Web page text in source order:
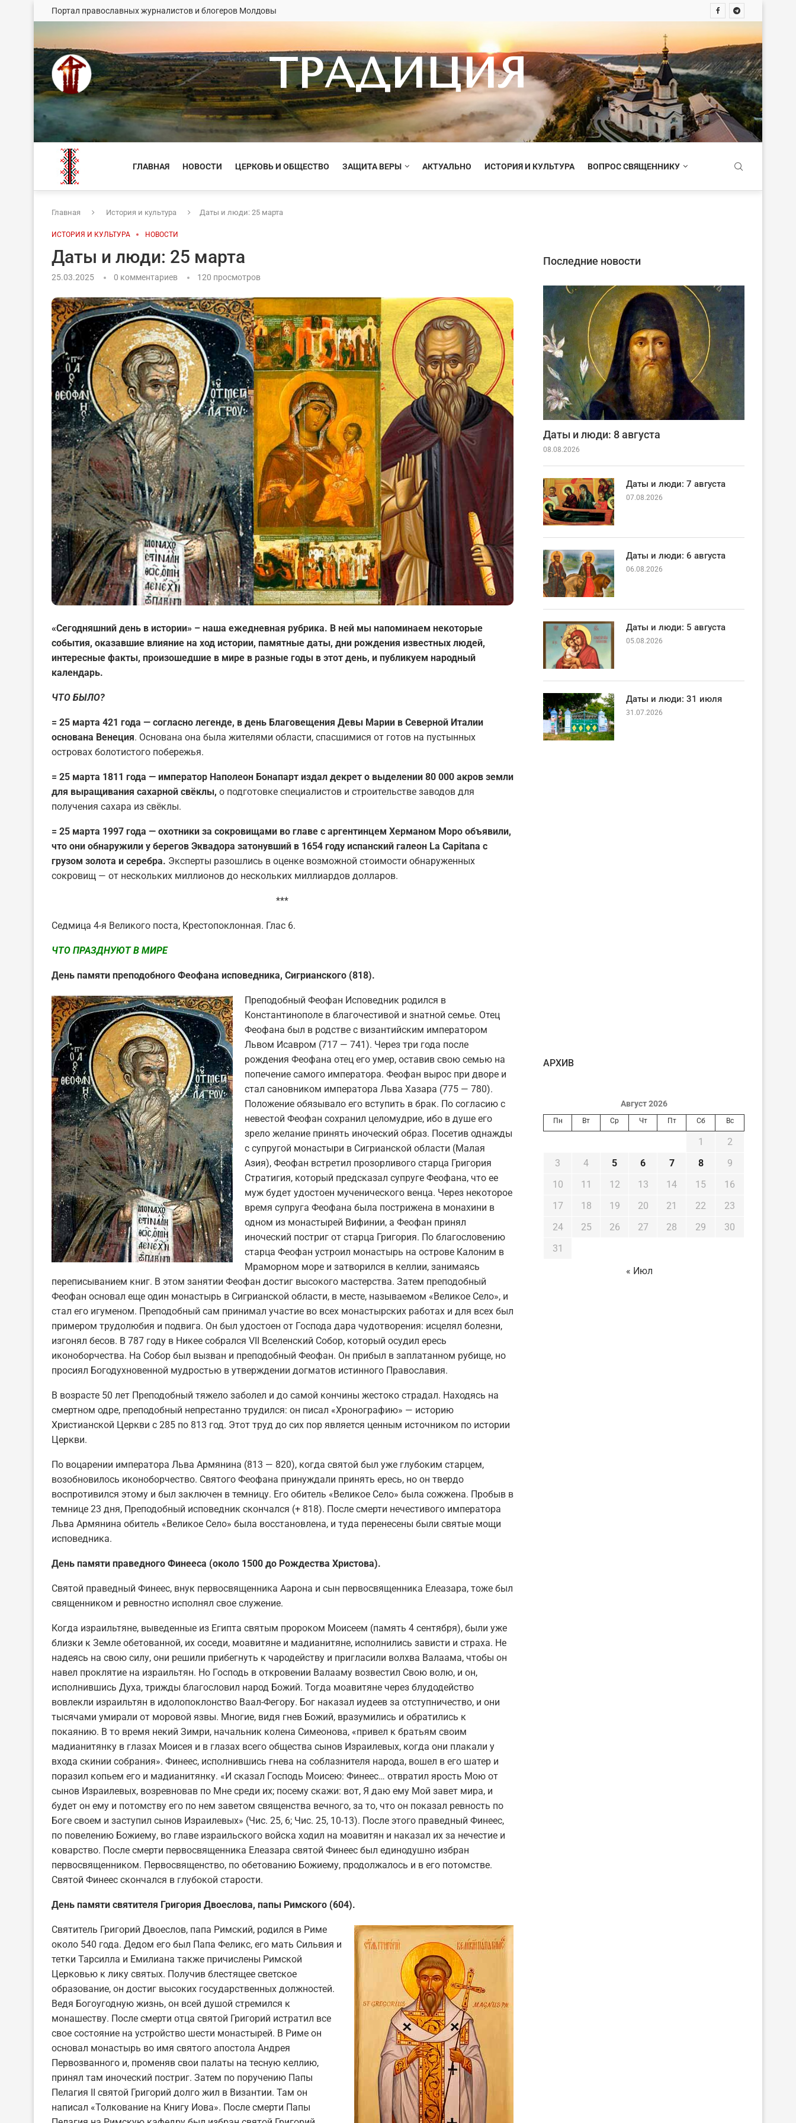
Портал православных журналистов и блогеров Молдовы
ТРАДИЦИЯ
ГЛАВНАЯ НОВОСТИ ЦЕРКОВЬ И ОБЩЕСТВО ЗАЩИТА ВЕРЫ АКТУАЛЬНО ИСТОРИЯ И КУЛЬТУРА ВОПРОС СВЯЩЕННИКУ
Главная История и культура Даты и люди: 25 марта
ИСТОРИЯ И КУЛЬТУРА НОВОСТИ
Даты и люди: 25 марта
25.03.2025 0 комментариев 120 просмотров
«Сегодняшний день в истории» – наша ежедневная рубрика. В ней мы напоминаем некоторые
события, оказавшие влияние на ход истории, памятные даты, дни рождения известных людей,
интересные факты, произошедшие в мире в разные годы в этот день, и публикуем народный
календарь.
ЧТО БЫЛО?
= 25 марта 421 года — согласно легенде, в день Благовещения Девы Марии в Северной Италии
основана Венеция. Основана она была жителями области, спасшимися от готов на пустынных
островах болотистого побережья.
= 25 марта 1811 года — император Наполеон Бонапарт издал декрет о выделении 80 000 акров земли
для выращивания сахарной свёклы, о подготовке специалистов и строительстве заводов для
получения сахара из свёклы.
= 25 марта 1997 года — охотники за сокровищами во главе с аргентинцем Херманом Моро объявили,
что они обнаружили у берегов Эквадора затонувший в 1654 году испанский галеон La Capitana с
грузом золота и серебра. Эксперты разошлись в оценке возможной стоимости обнаруженных
сокровищ — от нескольких миллионов до нескольких миллиардов долларов.
***
Седмица 4-я Великого поста, Крестопоклонная. Глас 6.
ЧТО ПРАЗДНУЮТ В МИРЕ
День памяти преподобного Феофана исповедника, Сигрианского (818).
Преподобный Феофан Исповедник родился в
Константинополе в благочестивой и знатной семье. Отец
Феофана был в родстве с византийским императором
Львом Исавром (717 — 741). Через три года после
рождения Феофана отец его умер, оставив свою семью на
попечение самого императора. Феофан вырос при дворе и
стал сановником императора Льва Хазара (775 — 780).
Положение обязывало его вступить в брак. По согласию с
невестой Феофан сохранил целомудрие, ибо в душе его
зрело желание принять иноческий образ. Посетив однажды
с супругой монастыри в Сигрианской области (Малая
Азия), Феофан встретил прозорливого старца Григория
Стратигия, который предсказал супруге Феофана, что ее
муж будет удостоен мученического венца. Через некоторое
время супруга Феофана была пострижена в монахини в
одном из монастырей Вифинии, а Феофан принял
иноческий постриг от старца Григория. По благословению
старца Феофан устроил монастырь на острове Калоним в
Мраморном море и затворился в келлии, занимаясь
переписыванием книг. В этом занятии Феофан достиг высокого мастерства. Затем преподобный
Феофан основал еще один монастырь в Сигрианской области, в месте, называемом «Великое Село», и
стал его игуменом. Преподобный сам принимал участие во всех монастырских работах и для всех был
примером трудолюбия и подвига. Он был удостоен от Господа дара чудотворения: исцелял болезни,
изгонял бесов. В 787 году в Никее собрался VII Вселенский Собор, который осудил ересь
иконоборчества. На Собор был вызван и преподобный Феофан. Он прибыл в заплатанном рубище, но
просиял Богодухновенной мудростью в утверждении догматов истинного Православия.
В возрасте 50 лет Преподобный тяжело заболел и до самой кончины жестоко страдал. Находясь на
смертном одре, преподобный непрестанно трудился: он писал «Хронографию» — историю
Христианской Церкви с 285 по 813 год. Этот труд до сих пор является ценным источником по истории
Церкви.
По воцарении императора Льва Армянина (813 — 820), когда святой был уже глубоким старцем,
возобновилось иконоборчество. Святого Феофана принуждали принять ересь, но он твердо
воспротивился этому и был заключен в темницу. Его обитель «Великое Село» была сожжена. Пробыв в
темнице 23 дня, Преподобный исповедник скончался (+ 818). После смерти нечестивого императора
Льва Армянина обитель «Великое Село» была восстановлена, и туда перенесены были святые мощи
исповедника.
День памяти праведного Финееса (около 1500 до Рождества Христова).
Святой праведный Финеес, внук первосвященника Аарона и сын первосвященника Елеазара, тоже был
священником и ревностно исполнял свое служение.
Когда израильтяне, выведенные из Египта святым пророком Моисеем (память 4 сентября), были уже
близки к Земле обетованной, их соседи, моавитяне и мадианитяне, исполнились зависти и страха. Не
надеясь на свою силу, они решили прибегнуть к чародейству и пригласили волхва Валаама, чтобы он
навел проклятие на израильтян. Но Господь в откровении Валааму возвестил Свою волю, и он,
исполнившись Духа, трижды благословил народ Божий. Тогда моавитяне через блудодейство
вовлекли израильтян в идолопоклонство Ваал-Фегору. Бог наказал иудеев за отступничество, и они
тысячами умирали от моровой язвы. Многие, видя гнев Божий, вразумились и обратились к
покаянию. В то время некий Зимри, начальник колена Симеонова, «привел к братьям своим
мадианитянку в глазах Моисея и в глазах всего общества сынов Израилевых, когда они плакали у
входа скинии собрания». Финеес, исполнившись гнева на соблазнителя народа, вошел в его шатер и
поразил копьем его и мадианитянку. «И сказал Господь Моисею: Финеес… отвратил ярость Мою от
сынов Израилевых, возревновав по Мне среди их; посему скажи: вот, Я даю ему Мой завет мира, и
будет он ему и потомству его по нем заветом священства вечного, за то, что он показал ревность по
Боге своем и заступил сынов Израилевых» (Чис. 25, 6; Чис. 25, 10-13). После этого праведный Финеес,
по повелению Божиему, во главе израильского войска ходил на моавитян и наказал их за нечестие и
коварство. После смерти первосвященника Елеазара святой Финеес был единодушно избран
первосвященником. Первосвященство, по обетованию Божиему, продолжалось и в его потомстве.
Святой Финеес скончался в глубокой старости.
День памяти святителя Григория Двоеслова, папы Римского (604).
Святитель Григорий Двоеслов, папа Римский, родился в Риме
около 540 года. Дедом его был Папа Феликс, его мать Сильвия и
тетки Тарсилла и Емилиана также причислены Римской
Церковью к лику святых. Получив блестящее светское
образование, он достиг высоких государственных должностей.
Ведя Богоугодную жизнь, он всей душой стремился к
монашеству. После смерти отца святой Григорий истратил все
свое состояние на устройство шести монастырей. В Риме он
основал монастырь во имя святого апостола Андрея
Первозванного и, променяв свои палаты на тесную келлию,
принял там иноческий постриг. Затем по поручению Папы
Пелагия II святой Григорий долго жил в Византии. Там он
написал «Толкование на Книгу Иова». После смерти Папы
Последние новости
Даты и люди: 8 августа
08.08.2026
Даты и люди: 7 августа
07.08.2026
Даты и люди: 6 августа
06.08.2026
Даты и люди: 5 августа
05.08.2026
Даты и люди: 31 июля
31.07.2026
AРХИВ
Август 2026
Пн Вт Ср Чт Пт Сб Вс
1
2
3
4 5 6 7 8
9
10
11 12 13 14 15
16
17
18 19 20 21 22
23
24
25 26 27 28 29
30
31
« Июл